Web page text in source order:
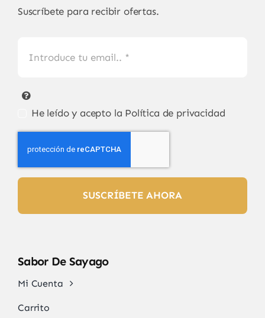
Suscríbete para recibir ofertas.
He leído y acepto la Política de privacidad
SUSCRÍBETE AHORA
Sabor De Sayago
Mi Cuenta
Carrito